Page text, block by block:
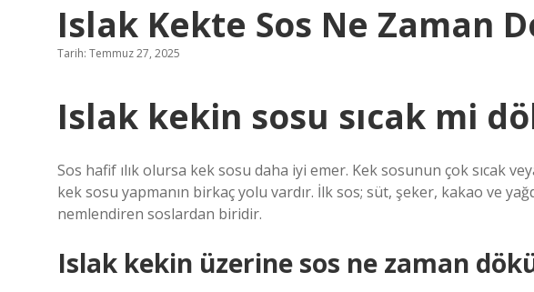
Islak Kekte Sos Ne Zaman
Tarih: Temmuz 27, 2025
Islak kekin sosu sıcak mi
Sos hafif ılık olursa kek sosu daha iyi emer. Kek sosunun çok sıcak
kek sosu yapmanın birkaç yolu vardır. İlk sos; süt, şeker, kakao ve
nemlendiren soslardan biridir.
Islak kekin üzerine sos ne zaman